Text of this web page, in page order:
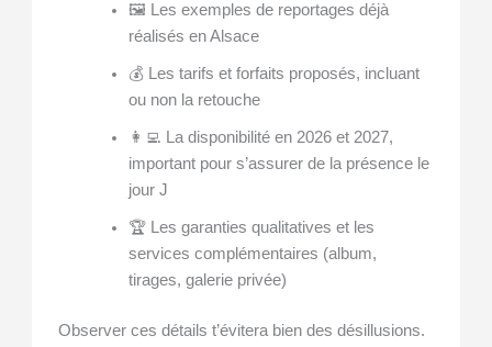
🖼️ Les exemples de reportages déjà
réalisés en Alsace
💰 Les tarifs et forfaits proposés, incluant
ou non la retouche
👩‍💻 La disponibilité en 2026 et 2027,
important pour s’assurer de la présence le
jour J
🏆 Les garanties qualitatives et les
services complémentaires (album,
tirages, galerie privée)
Observer ces détails t’évitera bien des désillusions.